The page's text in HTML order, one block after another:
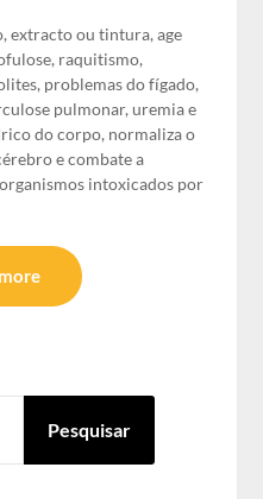
extracto ou tintura, age
raquitismo,
problemas do fígado,
pulmonar, uremia e
do corpo, normaliza o
e combate a
intoxicados por
Pesquisar